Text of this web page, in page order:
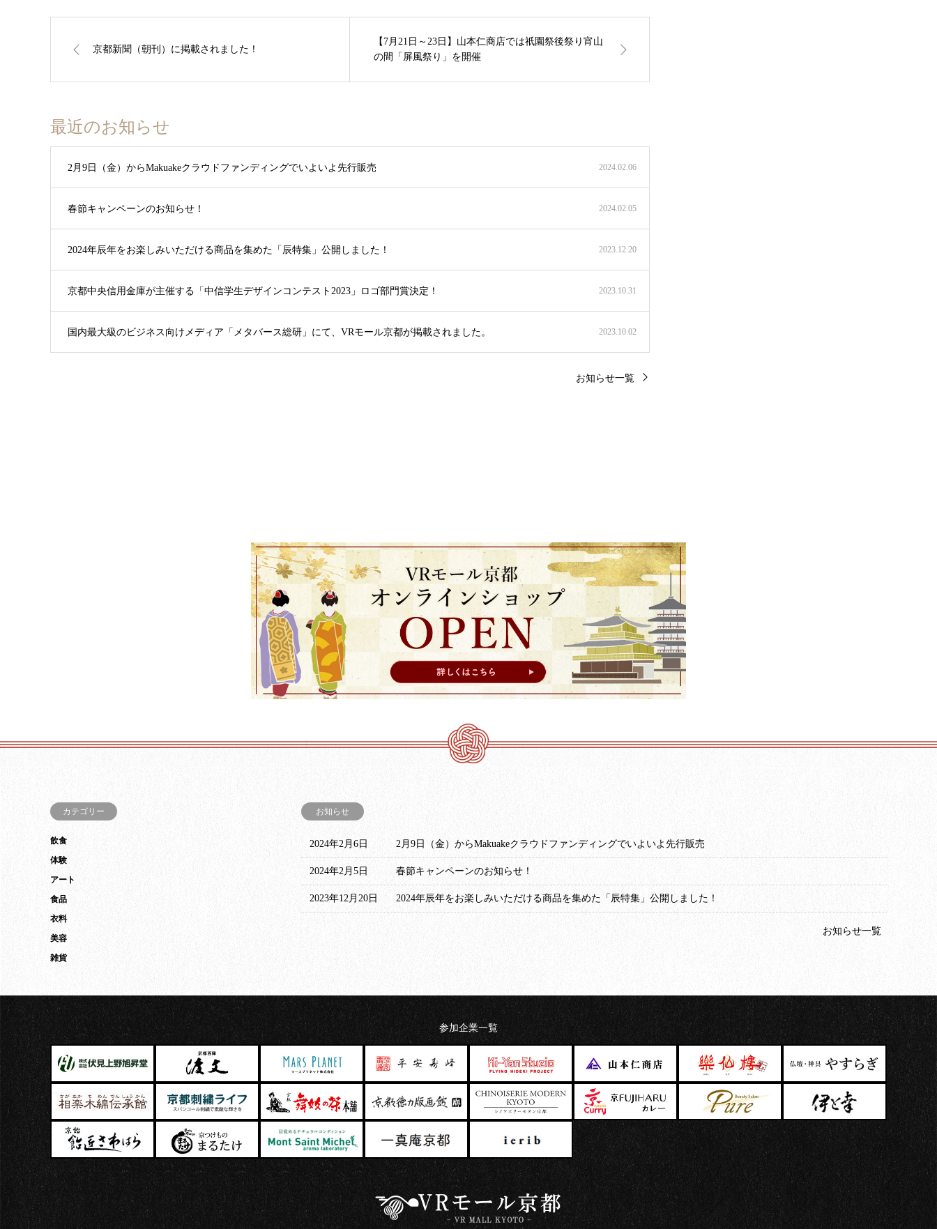
京都新聞（朝刊）に掲載されました！
【7月21日～23日】山本仁商店では祇園祭後祭り宵山
の間「屏風祭り」を開催
最近のお知らせ
2月9日（金）からMakuakeクラウドファンディングでいよいよ先行販売 2024.02.06
春節キャンペーンのお知らせ！ 2024.02.05
2024年辰年をお楽しみいただける商品を集めた「辰特集」公開しました！ 2023.12.20
京都中央信用金庫が主催する「中信学生デザインコンテスト2023」ロゴ部門賞決定！ 2023.10.31
国内最大級のビジネス向けメディア「メタバース総研」にて、VRモール京都が掲載されました。 2023.10.02
お知らせ一覧
カテゴリー
飲食
体験
アート
食品
衣料
美容
雑貨
お知らせ
2024年2月6日 2月9日（金）からMakuakeクラウドファンディングでいよいよ先行販売
2024年2月5日 春節キャンペーンのお知らせ！
2023年12月20日 2024年辰年をお楽しみいただける商品を集めた「辰特集」公開しました！
お知らせ一覧
参加企業一覧